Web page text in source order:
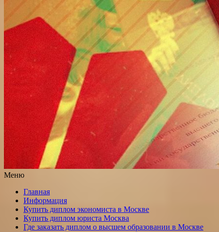
Меню
Главная
Информация
Купить диплом экономиста в Москве
Купить диплом юриста Москва
Где заказать диплом о высшем образовании в Москве